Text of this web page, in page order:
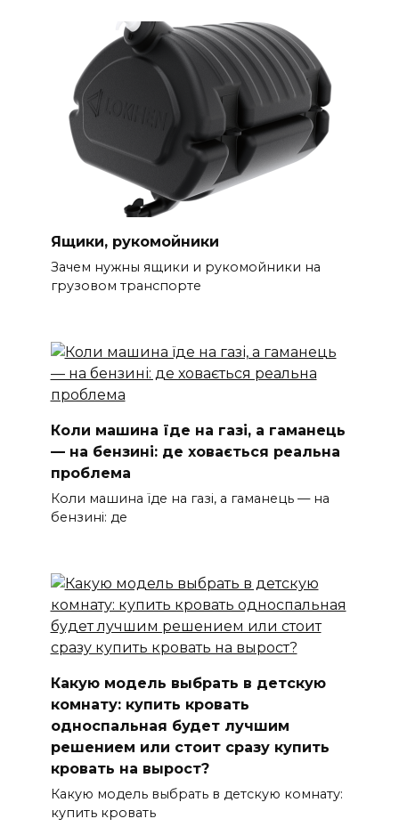
Ящики, рукомойники
Зачем нужны ящики и рукомойники на
грузовом транспорте
Коли машина їде на газі, а гаманець
— на бензині: де ховається реальна
проблема
Коли машина їде на газі, а гаманець — на
бензині: де
Какую модель выбрать в детскую
комнату: купить кровать
односпальная будет лучшим
решением или стоит сразу купить
кровать на вырост?
Какую модель выбрать в детскую комнату:
купить кровать